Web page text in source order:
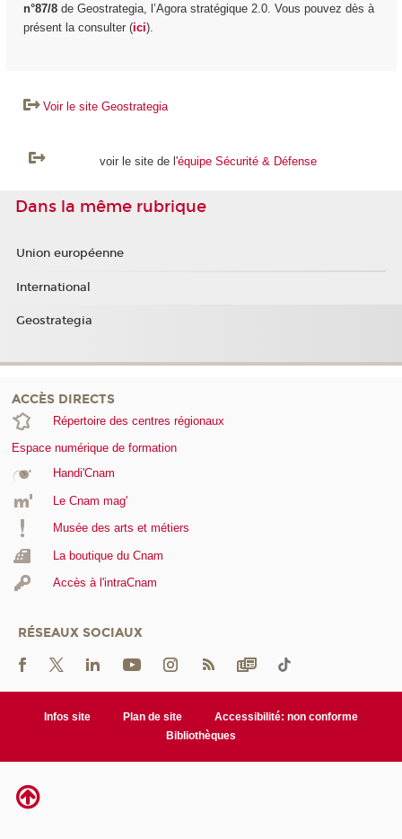
n°87/8de Geostrategia, l’Agora stratégique 2.0. Vous pouvez dès à
présent la consulter (ici).
Voir le site Geostrategia
voir le site de l'équipe Sécurité & Défense
Dans la même rubrique
Union européenne
International
Geostrategia
ACCÈS DIRECTS
Répertoire des centres régionaux
Espace numérique de formation
Handi'Cnam
Le Cnam mag'
Musée des arts et métiers
La boutique du Cnam
Accès à l'intraCnam
RÉSEAUX SOCIAUX
Infos site Plan de site
Accessibilité: non conforme
Bibliothèques